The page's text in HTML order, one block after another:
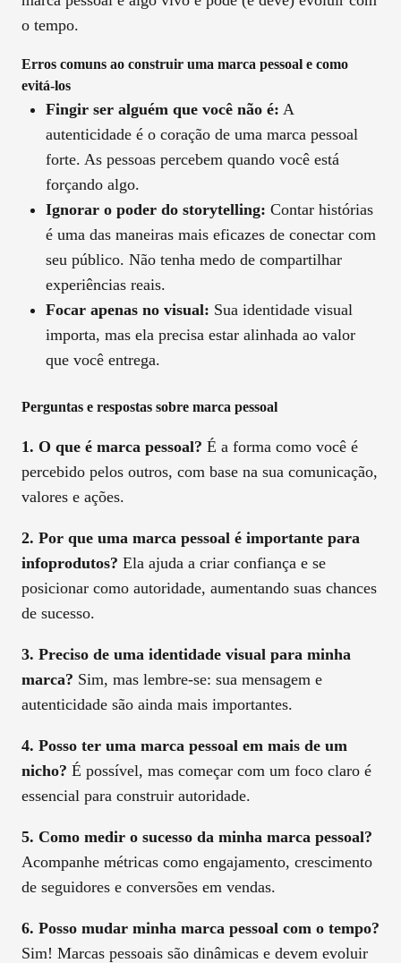
o tempo.
Erros comuns ao construir uma marca pessoal e como
evitá-los
Fingir ser alguém que você não é: A
autenticidade é o coração de uma marca pessoal
forte. As pessoas percebem quando você está
forçando algo.
Ignorar o poder do storytelling: Contar histórias
é uma das maneiras mais eficazes de conectar com
seu público. Não tenha medo de compartilhar
experiências reais.
Focar apenas no visual: Sua identidade visual
importa, mas ela precisa estar alinhada ao valor
que você entrega.
Perguntas e respostas sobre marca pessoal
1. O que é marca pessoal? É a forma como você é
percebido pelos outros, com base na sua comunicação,
valores e ações.
2. Por que uma marca pessoal é importante para
infoprodutos? Ela ajuda a criar confiança e se
posicionar como autoridade, aumentando suas chances
de sucesso.
3. Preciso de uma identidade visual para minha
marca? Sim, mas lembre-se: sua mensagem e
autenticidade são ainda mais importantes.
4. Posso ter uma marca pessoal em mais de um
nicho? É possível, mas começar com um foco claro é
essencial para construir autoridade.
5. Como medir o sucesso da minha marca pessoal?
Acompanhe métricas como engajamento, crescimento
de seguidores e conversões em vendas.
6. Posso mudar minha marca pessoal com o tempo?
Sim! Marcas pessoais são dinâmicas e devem evoluir